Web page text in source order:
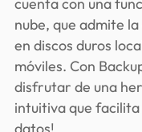
nube, que admite
en discos duros
móviles. Con
disfrutar de una
intuitiva que facilita
datos!